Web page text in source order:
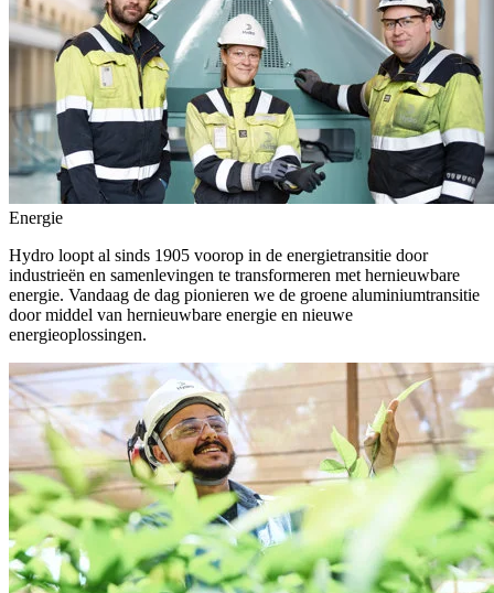
Energie
Hydro loopt al sinds 1905 voorop in de energietransitie door
industrieën en samenlevingen te transformeren met hernieuwbare
energie. Vandaag de dag pionieren we de groene aluminiumtransitie
door middel van hernieuwbare energie en nieuwe
energieoplossingen.